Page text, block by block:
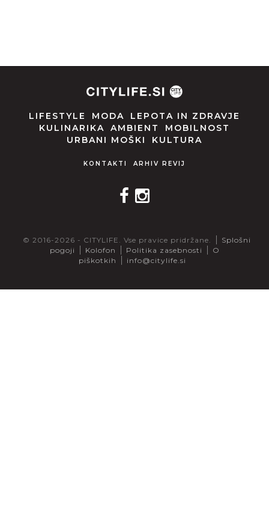
LIFESTYLE MODA
LEPOTA IN ZDRAVJE
KULINARIKA
AMBIENT
MOBILNOST
URBANI MOŠKI
KULTURA
KONTAKTI ARHIV REVIJ
© 2016-2026 - CITYLIFE. Vse pravice pridržane.
Splošni
pogoji
Kolofon Politika zasebnosti
O
piškotkih
info@citylife.si